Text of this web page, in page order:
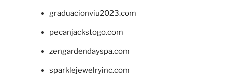
graduacionviu2023.com
pecanjackstogo.com
zengardendayspa.com
sparklejewelryinc.com